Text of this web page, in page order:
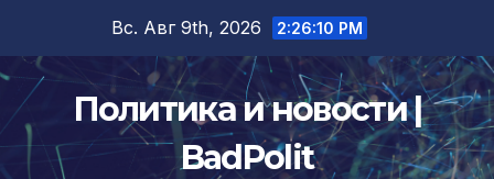
содержимому
Вс. Авг 9th, 2026 2:26:11 PM
Политика и новости |
BadPolit